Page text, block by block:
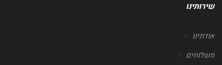
שירותינו
אודתינו
משלוחים